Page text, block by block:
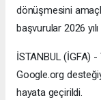
dönüşmesini
başvurular 2026
İSTANBUL (İGFA)
Google.org
hayata geçirildi.